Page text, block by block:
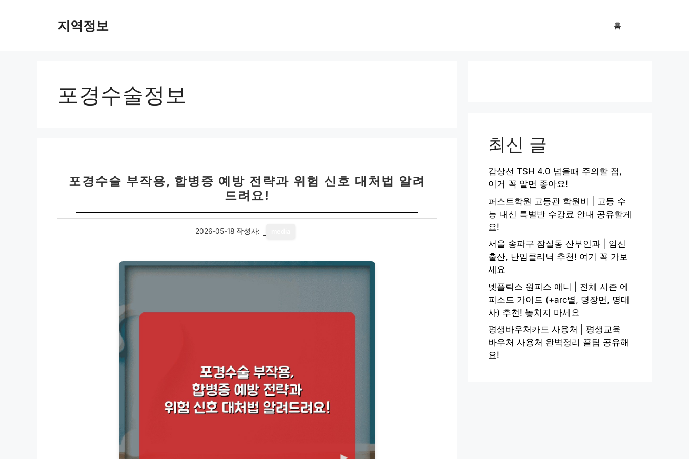
지역정보 홈
포경수술정보
포경수술 부작용, 합병증 예방 전략과 위험 신호 대처법 알려
드려요!
2026-05-18 작성자:
최신 글
갑상선 TSH 4.0 넘을때 주의할 점,
이거 꼭 알면 좋아요!
퍼스트학원 고등관 학원비 | 고등 수
능 내신 특별반 수강료 안내 공유할게
요!
서울 송파구 잠실동 산부인과 | 임신
출산, 난임클리닉 추천! 여기 꼭 가보
세요
넷플릭스 원피스 애니 | 전체 시즌 에
피소드 가이드 (+arc별, 명장면, 명대
사) 추천! 놓치지 마세요
평생바우처카드 사용처 | 평생교육
바우처 사용처 완벽정리 꿀팁 공유해
요!